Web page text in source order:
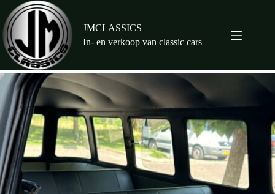
naar
de
inhoud
JMCLASSICS
In- en verkoop van classic cars